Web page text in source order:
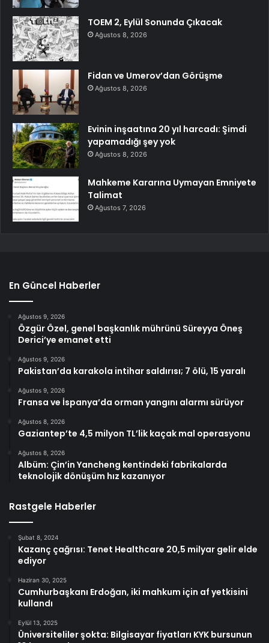
TOEM 2, Eylül Sonunda Çıkacak
Ağustos 8, 2026
Fidan ve Umerov’dan Görüşme
Ağustos 8, 2026
Evinin inşaatına 20 yıl harcadı: Şimdi
yapamadığı şey yok
Ağustos 8, 2026
Mahkeme Kararına Uymayan Emniyete
Talimat
Ağustos 7, 2026
En Güncel Haberler
Ağustos 9, 2026
Özgür Özel, genel başkanlık mührünü Süreyya Öneş
Derici’ye emanet etti
Ağustos 9, 2026
Pakistan’da karakola intihar saldırısı; 7 ölü, 15 yaralı
Ağustos 9, 2026
Fransa ve İspanya’da orman yangını alarmı sürüyor
Ağustos 8, 2026
Gaziantep’te 4,5 milyon TL’lik kaçak mal operasyonu
Ağustos 8, 2026
Albüm: Çin’in Yancheng kentindeki fabrikalarda
teknolojik dönüşüm hız kazanıyor
Rastgele Haberler
Şubat 8, 2024
Kazanç çağrısı: Tenet Healthcare 20,5 milyar gelir elde
ediyor
Haziran 30, 2025
Cumhurbaşkanı Erdoğan, iki mahkum için af yetkisini
kullandı
Eylül 13, 2025
Üniversiteliler şokta: Bilgisayar fiyatları KYK bursunun